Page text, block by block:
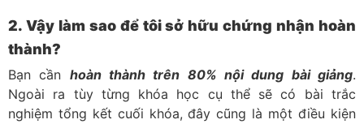
2. Vậy làm sao để tôi sở hữu chứng nhận hoàn
thành?
Bạn cần hoàn thành trên 80% nội dung bài giảng.
Ngoài ra tùy từng khóa học cụ thể sẽ có bài trắc
nghiệm tổng kết cuối khóa, đây cũng là một điều kiện